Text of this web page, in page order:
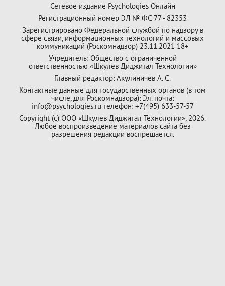
Сетевое издание Psychologies Онлайн
Регистрационный номер ЭЛ № ФС 77 - 82353
Зарегистрировано Федеральной службой по надзору в
сфере связи, информационных технологий и массовых
коммуникаций (Роскомнадзор) 23.11.2021 18+
Учредитель: Общество с ограниченной
ответственностью «Шкулёв Диджитал Технологии»
Главный редактор: Акулиничев А. С.
Контактные данные для государственных органов (в том
числе, для Роскомнадзора): Эл. почта:
info@psychologies.ru телефон: +7(495) 633-57-57
Copyright (с) ООО «Шкулёв Диджитал Технологии», 2026.
Любое воспроизведение материалов сайта без
разрешения редакции воспрещается.